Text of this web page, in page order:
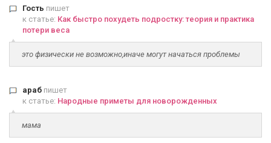
Гость пишет
к статье: Как быстро похудеть подростку: теория и практика
потери веса
это физически не возможно,иначе могут начаться проблемы
араб пишет
к статье: Народные приметы для новорожденных
мама